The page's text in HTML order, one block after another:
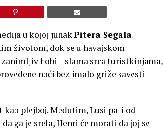
u kojoj junakPitera Segala,
životom, dok se u havajskom
hobi – slama srca turistkinjama,
noći bez imalo griže savesti
kao plejboj. Međutim, Lusi pati od
ga je srela, Henri će morati da joj se